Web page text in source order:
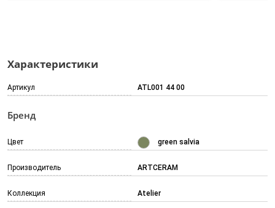
Характеристики
Артикул ATL001 44 00
Бренд
Цвет green salvia
Производитель ARTCERAM
Коллекция Atelier